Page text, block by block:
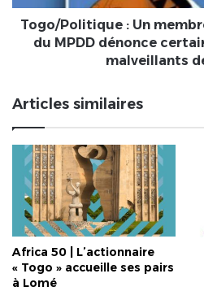
dénonce
certains
la
DMK
Togo/Politique : Un
du MPDD dénonce
malveillants
Articles similaires
Africa 50 | L’actionnaire
« Togo » accueille ses pairs
à Lomé